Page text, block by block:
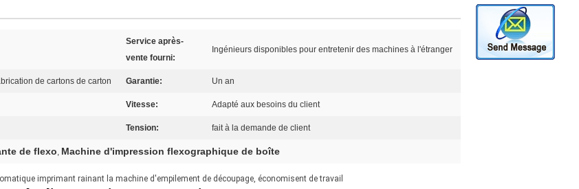
Service après-
vente fourni:
Ingénieurs disponibles pour entretenir des machines à l'étranger
de cartons de carton Garantie: Un an
Vitesse: Adapté aux besoins du client
Tension: fait à la demande de client
de flexo, Machine d'impression flexographique de boîte
imprimant rainant la machine d'empilement de découpage, économisent de travail